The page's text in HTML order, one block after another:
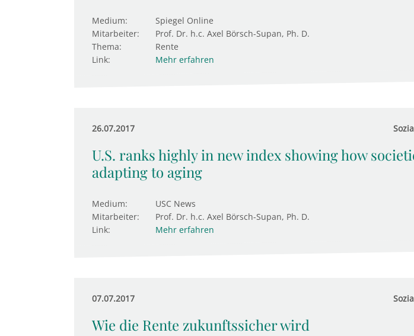
Medium:
Spiegel Online
Mitarbeiter:
Prof. Dr. h.c. Axel Börsch-Supan, Ph. D.
Thema:
Rente
Link:
Mehr erfahren
26.07.2017
U.S. ranks highly in new index showing how
adapting to aging
Medium:
USC News
Mitarbeiter:
Prof. Dr. h.c. Axel Börsch-Supan, Ph. D.
Link:
Mehr erfahren
07.07.2017
Wie die Rente zukunftssicher wird